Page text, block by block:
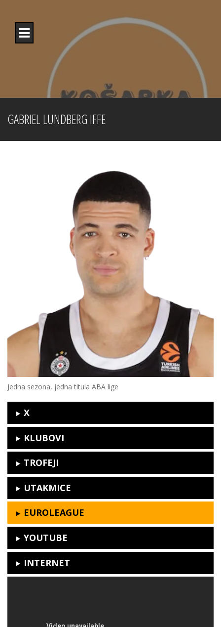
content
GABRIEL LUNDBERG IFFE
Jedna sezona, jedna titula ABA lige
X
KLUBOVI
TROFEJI
UTAKMICE
EUROLEAGUE
YOUTUBE
INTERNET